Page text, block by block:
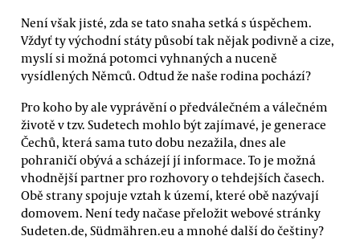
Není však jisté, zda se tato snaha setká s úspěchem.
Vždyť ty východní státy působí tak nějak podivně a cize,
myslí si možná potomci vyhnaných a nuceně
vysídlených Němců. Odtud že naše rodina pochází?
Pro koho by ale vyprávění o předválečném a válečném
životě v tzv. Sudetech mohlo být zajímavé, je generace
Čechů, která sama tuto dobu nezažila, dnes ale
pohraničí obývá a scházejí jí informace. To je možná
vhodnější partner pro rozhovory o tehdejších časech.
Obě strany spojuje vztah k území, které obě nazývají
domovem. Není tedy načase přeložit webové stránky
Sudeten.de, Südmähren.eu a mnohé další do češtiny?